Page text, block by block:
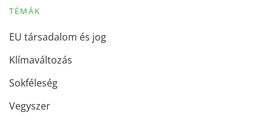
TÉMÁK
EU társadalom és jog
Klímaváltozás
Sokféleség
Vegyszer